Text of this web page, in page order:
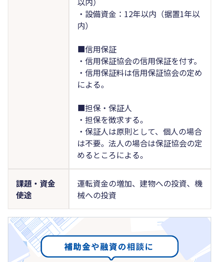
・設備資金：12年以内（据置1年以
内）
■信用保証
・信用保証協会の信用保証を付す。
・信用保証料は信用保証協会の定め
による。
■担保・保証人
・担保を徴求する。
・保証人は原則として、個人の場合
は不要。法人の場合は保証協会の定
めるところによる。
課題・資金
使途
運転資金の増加、建物への投資、機
械への投資